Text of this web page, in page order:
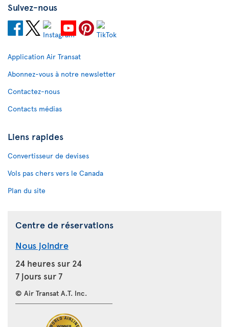
Suivez-nous
Application Air Transat
Abonnez-vous à notre newsletter
Contactez-nous
Contacts médias
Liens rapides
Convertisseur de devises
Vols pas chers vers le Canada
Plan du site
Centre de réservations
Nous joindre
24 heures sur 24
7 jours sur 7
© Air Transat A.T. Inc.